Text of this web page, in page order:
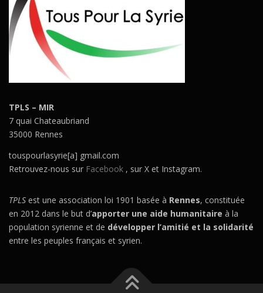
TPLS – MIR
7 quai Chateaubriand
35000 Rennes
touspourlasyrie[a] gmail.com
Retrouvez-nous sur Facebook , sur X et Instagram.
TPLS est une association loi 1901 basée à Rennes, constituée
en 2012 dans le but d’apporter une aide humanitaire à la
population syrienne et de développer l’amitié et la solidarité
entre les peuples français et syrien.